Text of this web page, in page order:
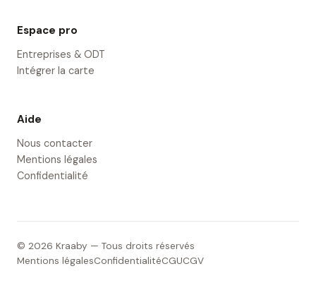
Espace pro
Entreprises & ODT
Intégrer la carte
Aide
Nous contacter
Mentions légales
Confidentialité
© 2026 Kraaby — Tous droits réservés
Mentions légalesConfidentialitéCGUCGV